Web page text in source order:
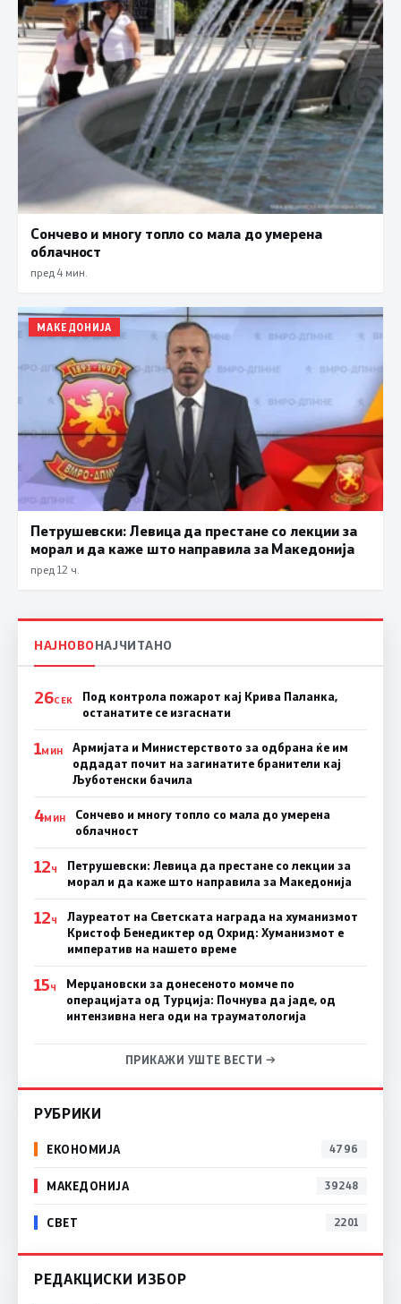
Сончево и многу топло со мала до умерена
облачност
пред 4 мин.
МАКЕДОНИЈА
Петрушевски: Левица да престане со лекции за
морал и да каже што направила за Македонија
пред 12 ч.
НАЈНОВОНАЈЧИТАНО
26СЕК
Под контрола пожарот кај Крива Паланка,
останатите се изгаснати
1МИН
Армијата и Министерството за одбрана ќе им
оддадат почит на загинатите бранители кај
Љуботенски бачила
4МИН
Сончево и многу топло со мала до умерена
облачност
12Ч
Петрушевски: Левица да престане со лекции за
морал и да каже што направила за Македонија
12Ч
Лауреатот на Светската награда на хуманизмот
Кристоф Бенедиктер од Охрид: Хуманизмот е
императив на нашето време
15Ч
Мерџановски за донесеното момче по
операцијата од Турција: Почнува да јаде, од
интензивна нега оди на трауматологија
ПРИКАЖИ УШТЕ ВЕСТИ →
РУБРИКИ
ЕКОНОМИЈА 4796
МАКЕДОНИЈА 39248
СВЕТ 2201
РЕДАКЦИСКИ ИЗБОР